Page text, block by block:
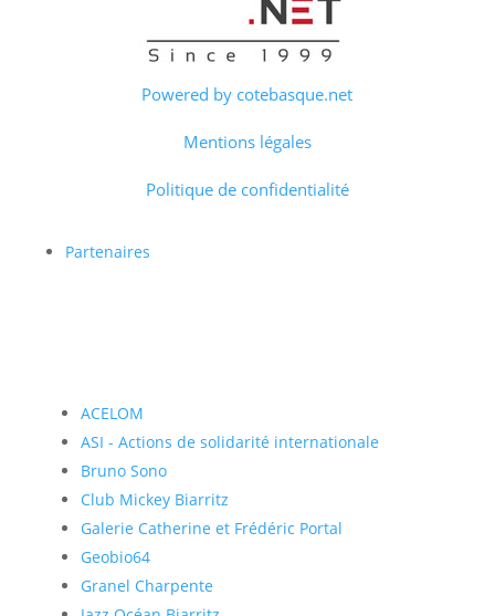
Powered by cotebasque.net
Mentions légales
Politique de confidentialité
Partenaires
ACELOM
ASI - Actions de solidarité internationale
Bruno Sono
Club Mickey Biarritz
Galerie Catherine et Frédéric Portal
Geobio64
Granel Charpente